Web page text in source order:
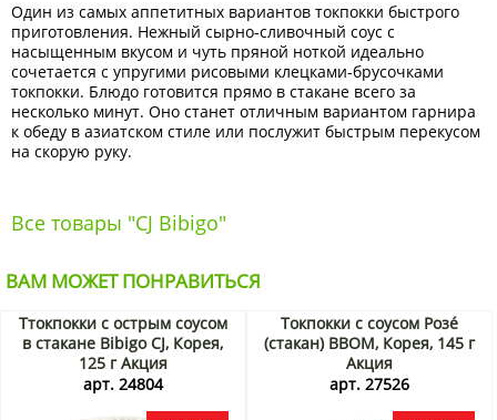
Один из самых аппетитных вариантов токпокки быстрого
приготовления. Нежный сырно-сливочный соус с
насыщенным вкусом и чуть пряной ноткой идеально
сочетается с упругими рисовыми клецками-брусочками
токпокки. Блюдо готовится прямо в стакане всего за
несколько минут. Оно станет отличным вариантом гарнира
к обеду в азиатском стиле или послужит быстрым перекусом
на скорую руку.
Все товары "CJ Bibigo"
ВАМ МОЖЕТ ПОНРАВИТЬСЯ
Ттокпокки с острым соусом
в стакане Bibigo CJ, Корея,
125 г Акция
арт. 24804
Токпокки с соусом Розé
(стакан) BBOM, Корея, 145 г
Акция
арт. 27526